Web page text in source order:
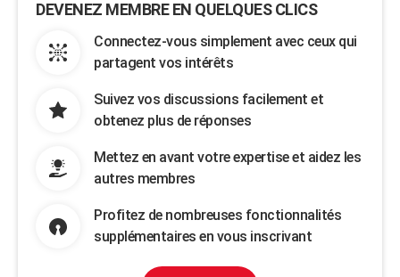
DEVENEZ MEMBRE EN QUELQUES CLICS
Connectez-vous simplement avec ceux qui
partagent vos intérêts
Suivez vos discussions facilement et
obtenez plus de réponses
Mettez en avant votre expertise et aidez les
autres membres
Profitez de nombreuses fonctionnalités
supplémentaires en vous inscrivant